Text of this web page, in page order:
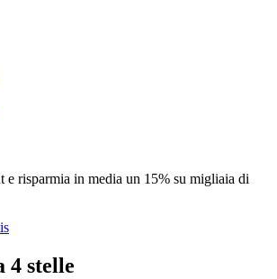
e risparmia in media un 15% su migliaia di
4 stelle